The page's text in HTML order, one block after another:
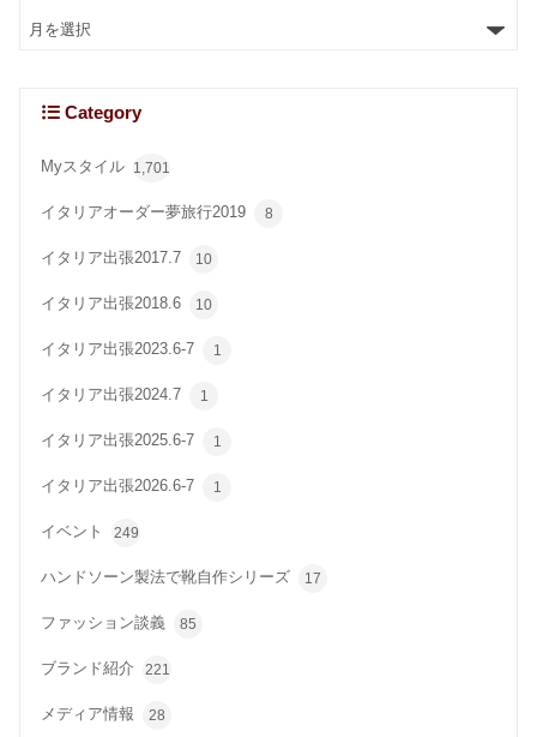
Category
Myスタイル 1,701
イタリアオーダー夢旅行2019 8
イタリア出張2017.7 10
イタリア出張2018.6 10
イタリア出張2023.6-7 1
イタリア出張2024.7 1
イタリア出張2025.6-7 1
イタリア出張2026.6-7 1
イベント 249
ハンドソーン製法で靴自作シリーズ 17
ファッション談義 85
ブランド紹介 221
メディア情報 28